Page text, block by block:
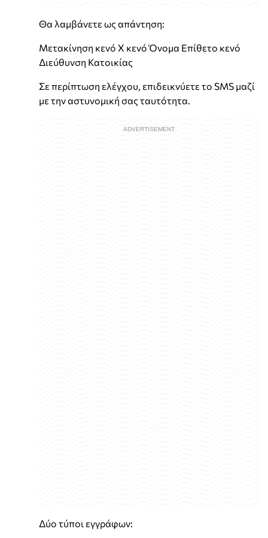
Θα λαμβάνετε ως απάντηση:
Μετακίνηση κενό Χ κενό Όνομα Επίθετο κενό
Διεύθυνση Κατοικίας
Σε περίπτωση ελέγχου, επιδεικνύετε το SMS μαζί
με την αστυνομική σας ταυτότητα.
Δύο τύποι εγγράφων: